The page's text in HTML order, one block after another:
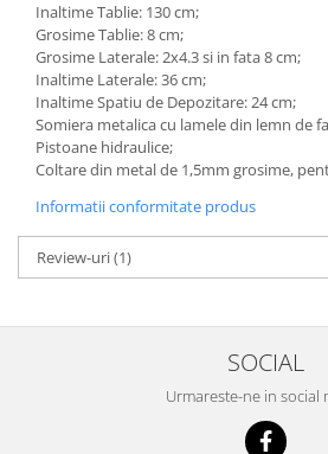
Inaltime Tablie: 130 cm;
Grosime Tablie: 8 cm;
Grosime Laterale: 2x4.3 si in fata 8 cm;
Inaltime Laterale: 36 cm;
Inaltime Spatiu de Depozitare: 24 cm;
Somiera metalica cu lamele din lemn de
Pistoane hidraulice;
Coltare din metal de 1,5mm grosime,
Informatii conformitate produs
Review-uri(1)
SOCIAL
Urmareste-ne in social